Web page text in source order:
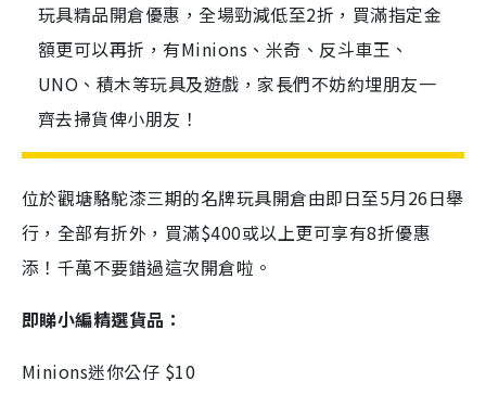
玩具精品開倉優惠，全場勁減低至2折，買滿指定金
額更可以再折，有Minions、米奇、反斗車王、
UNO、積木等玩具及遊戲，家長們不妨約埋朋友一
齊去掃貨俾小朋友！
位於觀塘駱駝漆三期的名牌玩具開倉由即日至5月26日舉
行，全部有折外，買滿$400或以上更可享有8折優惠
添！千萬不要錯過這次開倉啦。
即睇小編精選貨品：
Minions迷你公仔 $10